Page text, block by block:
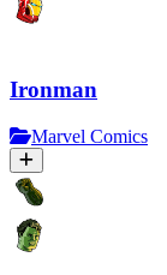
Ironman
Marvel Comics